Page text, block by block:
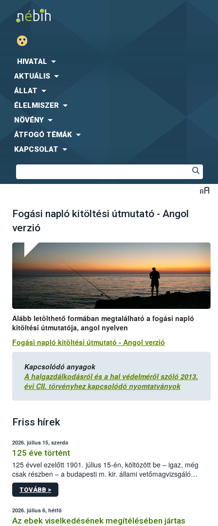
HIVATAL
AKTUÁLIS
ÁLLAT
ÉLELMISZER
NÖVÉNY
ÁTFOGÓ TÉMÁK
KAPCSOLAT
Fogási napló kitöltési útmutató - Angol
verzió
Alább letölthető formában megtalálható a fogási napló
kitöltési útmutatója, angol nyelven
Fogási napló kitöltési útmutató - Angol verzió
Kapcsolódó anyagok
A halgazdálkodásról és a hal védelméről szóló 2013.
évi CII. törvényhez kapcsolódó nyomtatványok
Friss hírek
2026. július 15, szerda
125 éve történt
125 évvel ezelőtt 1901. július 15-én, költözött be – igaz, még
csak részben – a budapesti m. kir. állami vetőmagvizsgáló
állomás a Kis Rókus utca 15. szám alatti, Czigler Győző által
tervezett új épületébe.
TOVÁBB >
2026. július 6, hétfő
Az ebek viselkedésének megítélésében jártas